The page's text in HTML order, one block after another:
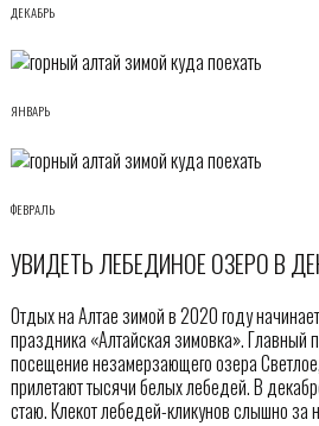
ДЕКАБРЬ
ЯНВАРЬ
ФЕВРАЛЬ
УВИДЕТЬ ЛЕБЕДИНОЕ ОЗЕРО В
Отдых на Алтае зимой в 2020 году
праздника «Алтайская зимовка». Главный
посещение незамерзающего озера
прилетают тысячи белых лебедей. В
стаю. Клекот лебедей-кликунов слышно за